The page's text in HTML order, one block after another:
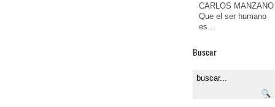
CARLOS MANZANO
Que el ser humano
es…
Buscar